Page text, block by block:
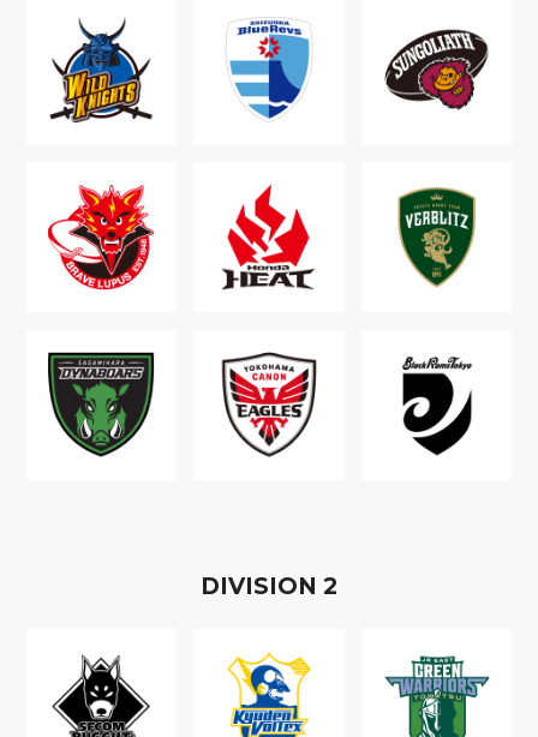
DIVISION 2